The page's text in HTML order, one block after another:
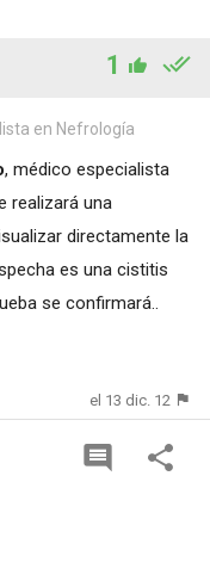
1
en Nefrología
, médico especialista
realizará una
directamente la
es una cistitis
se confirmará..
el 13 dic. 12